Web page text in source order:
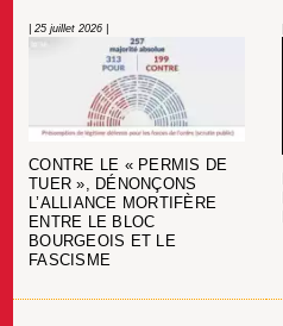
| 25 juillet 2026 |
CONTRE LE « PERMIS DE
TUER », DÉNONÇONS
L’ALLIANCE MORTIFÈRE
ENTRE LE BLOC
BOURGEOIS ET LE
FASCISME